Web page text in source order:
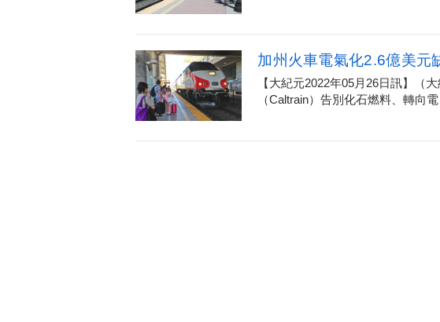
加州火車電氣化2.6億美元
【大紀元2022年05月26日訊】（
（Caltrain）告別化石燃料、轉向